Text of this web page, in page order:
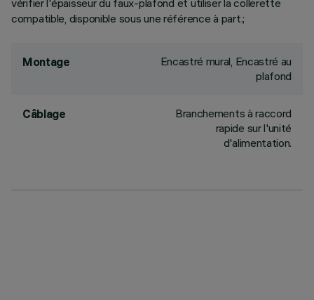
vérifier l'épaisseur du faux-plafond et utiliser la collerette
compatible, disponible sous une référence à part.;
Montage
Encastré mural, Encastré au
plafond
Câblage
Branchements à raccord
rapide sur l'unité
d'alimentation.